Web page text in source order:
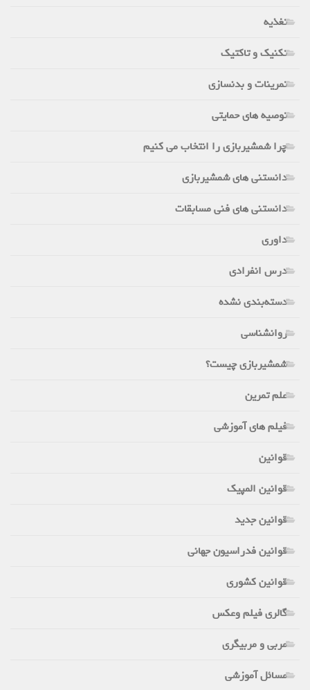
تغذیه
تکنیک و تاکتیک
تمرینات و بدنسازی
توصیه های حمایتی
چرا شمشیربازی را انتخاب می کنیم
دانستنی های شمشیربازی
دانستنی های فنی مسابقات
داوری
درس انفرادی
دسته‌بندی نشده
روانشناسی
شمشیربازی چیست؟
علم تمرین
فیلم های آموزشی
قوانین
قوانین المپیک
قوانین جدید
قوانین فدراسیون جهانی
قوانین کشوری
گالری فیلم وعکس
مربی و مربیگری
مسائل آموزشی